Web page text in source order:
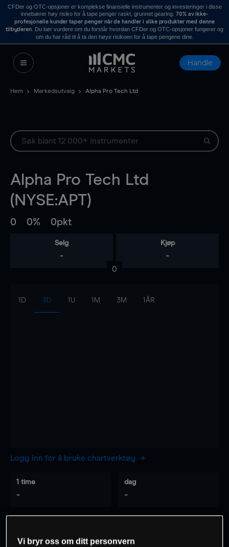
CFDer og OTC-opsjoner er komplekse finansielle instrumenter og investeringer i disse
innebærer høy risiko for å tape penger raskt, grunnet gearing. 70% av ikke-
profesjonelle kunder taper penger når de handler i slike produkter med denne
tilbyderen . Du bør vurdere om du forstår hvordan CFDer og OTC-opsjoner fungerer og
om du har råd til å ta den høye risikoen for å tape pengene dine.
Handle
Hem Markedsutvalg Alpha Pro Tech Ltd
Alpha Pro Tech Ltd
(NYSE:APT)
0 0% 0pkt
Selg
-
Kjøp
-
0
1D 3D 1U 1M 3M 1ÅR
Logg inn for å bruke chartverktøy
1 time
-
dag
-
- -
Vi bryr oss om ditt personvern